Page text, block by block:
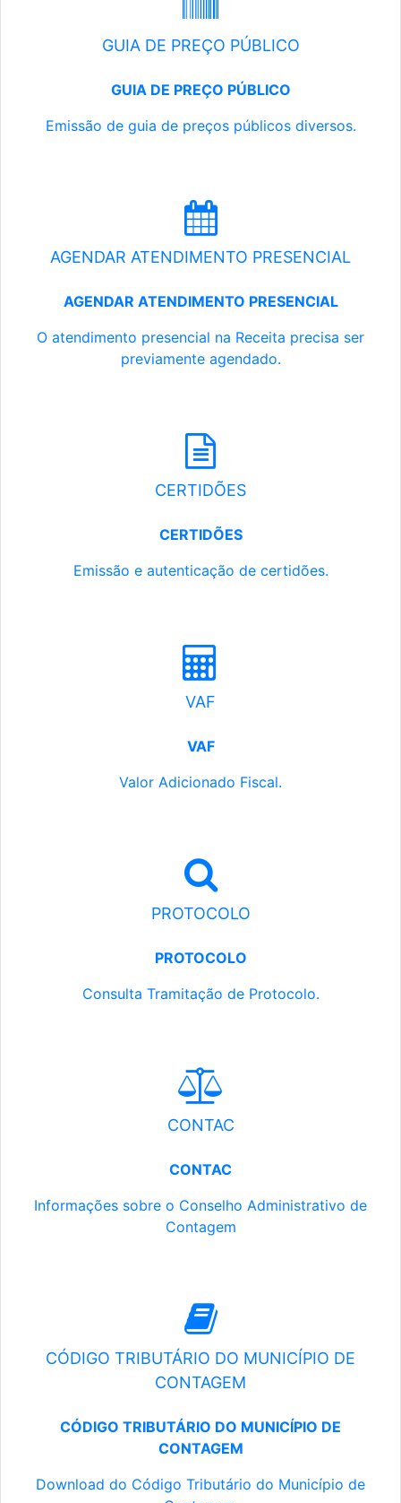
GUIA DE PREÇO PÚBLICO
GUIA DE PREÇO PÚBLICO
Emissão de guia de preços públicos diversos.
AGENDAR ATENDIMENTO PRESENCIAL
AGENDAR ATENDIMENTO PRESENCIAL
O atendimento presencial na Receita precisa ser
previamente agendado.
CERTIDÕES
CERTIDÕES
Emissão e autenticação de certidões.
VAF
VAF
Valor Adicionado Fiscal.
PROTOCOLO
PROTOCOLO
Consulta Tramitação de Protocolo.
CONTAC
CONTAC
Informações sobre o Conselho Administrativo de
Contagem
CÓDIGO TRIBUTÁRIO DO MUNICÍPIO DE
CONTAGEM
CÓDIGO TRIBUTÁRIO DO MUNICÍPIO DE
CONTAGEM
Download do Código Tributário do Município de